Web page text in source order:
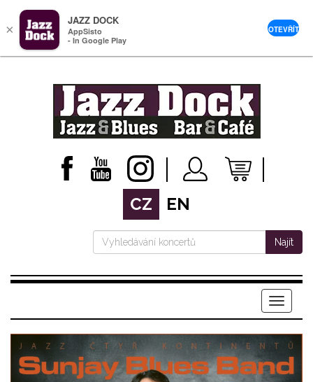
CZ EN
Najít
Menu
×
JAZZ DOCK
AppSisto
- In Google Play
OTEVŘÍT